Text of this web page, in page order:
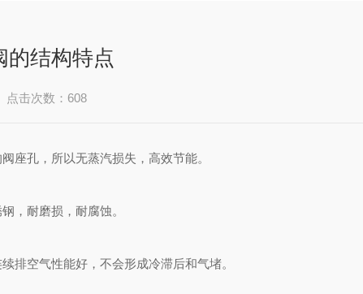
的结构特点
点击次数：608
孔，所以无蒸汽损失，高效节能。
耐磨损，耐腐蚀。
空气性能好，不会形成冷滞后和气堵。